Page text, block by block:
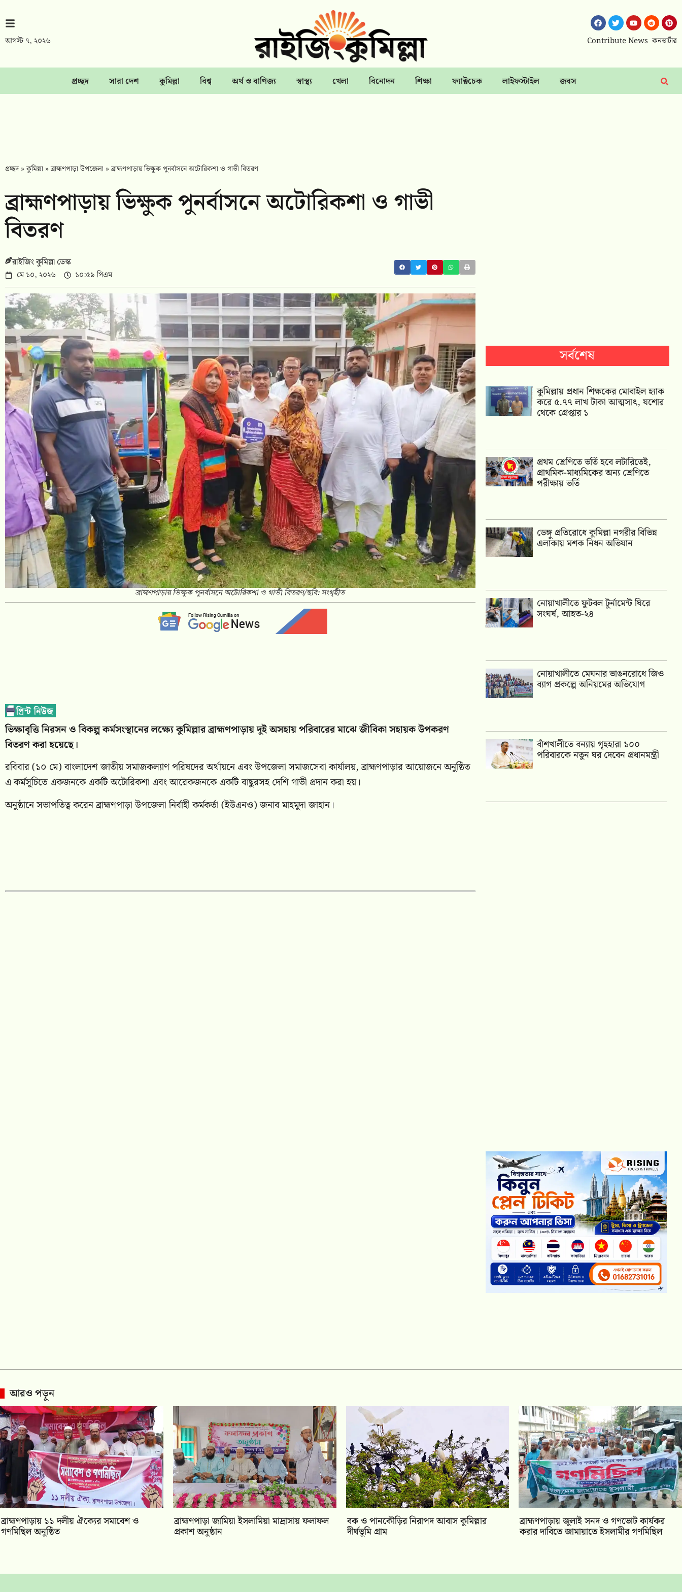
আগস্ট ৭, ২০২৬ Contribute News কনভার্টার
প্রচ্ছদ সারা দেশ কুমিল্লা বিশ্ব অর্থ ও বাণিজ্য স্বাস্থ্য খেলা বিনোদন শিক্ষা ফ্যাক্টচেক লাইফস্টাইল জবস
প্রচ্ছদ»কুমিল্লা »ব্রাহ্মণপাড়া উপজেলা »ব্রাহ্মণপাড়ায় ভিক্ষুক পুনর্বাসনে অটোরিকশা ও গাভী বিতরণ
ব্রাহ্মণপাড়ায় ভিক্ষুক পুনর্বাসনে অটোরিকশা ও গাভী
বিতরণ
রাইজিং কুমিল্লা ডেস্ক
মে ১০, ২০২৬ ১০:৫৯ পিএম
ব্রাহ্মণপাড়ায় ভিক্ষুক পুনর্বাসনে অটোরিকশা ও গাভী বিতরণ/ছবি: সংগৃহীত
ভিক্ষাবৃত্তি নিরসন ও বিকল্প কর্মসংস্থানের লক্ষ্যে কুমিল্লার ব্রাহ্মণপাড়ায় দুই অসহায় পরিবারের মাঝে জীবিকা সহায়ক উপকরণ
বিতরণ করা হয়েছে।
রবিবার (১০ মে) বাংলাদেশ জাতীয় সমাজকল্যাণ পরিষদের অর্থায়নে এবং উপজেলা সমাজসেবা কার্যালয়, ব্রাহ্মণপাড়ার আয়োজনে অনুষ্ঠিত
এ কর্মসূচিতে একজনকে একটি অটোরিকশা এবং আরেকজনকে একটি বাছুরসহ দেশি গাভী প্রদান করা হয়।
অনুষ্ঠানে সভাপতিত্ব করেন ব্রাহ্মণপাড়া উপজেলা নির্বাহী কর্মকর্তা (ইউএনও) জনাব মাহমুদা জাহান।
সর্বশেষ
কুমিল্লায় প্রধান শিক্ষকের মোবাইল হ্যাক
করে ৫.৭৭ লাখ টাকা আত্মসাৎ, যশোর
থেকে গ্রেপ্তার ১
প্রথম শ্রেণিতে ভর্তি হবে লটারিতেই,
প্রাথমিক-মাধ্যমিকের অন্য শ্রেণিতে
পরীক্ষায় ভর্তি
ডেঙ্গু প্রতিরোধে কুমিল্লা নগরীর বিভিন্ন
এলাকায় মশক নিধন অভিযান
নোয়াখালীতে ফুটবল টুর্নামেন্ট ঘিরে
সংঘর্ষ, আহত-২৪
নোয়াখালীতে মেঘনার ভাঙনরোধে জিও
ব্যাগ প্রকল্পে অনিয়মের অভিযোগ
বাঁশখালীতে বন্যায় গৃহহারা ১০০
পরিবারকে নতুন ঘর দেবেন প্রধানমন্ত্রী
আরও পড়ুন
‎ব্রাহ্মণপাড়ায় ১১ দলীয় ঐক্যের সমাবেশ ও
গণমিছিল অনুষ্ঠিত
‎ব্রাহ্মণপাড়া জামিয়া ইসলামিয়া মাদ্রাসায় ফলাফল
প্রকাশ অনুষ্ঠান
বক ও পানকৌড়ির নিরাপদ আবাস কুমিল্লার
দীর্ঘভূমি গ্রাম
‎ব্রাহ্মণপাড়ায় জুলাই সনদ ও গণভোট কার্যকর
করার দাবিতে জামায়াতে ইসলামীর গণমিছিল